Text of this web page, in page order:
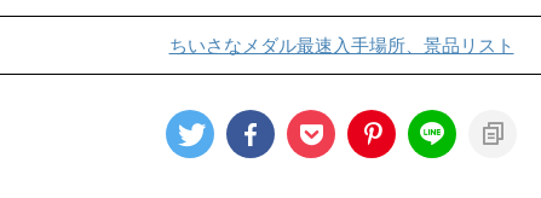
ちいさなメダル最速入手場所、景品リスト